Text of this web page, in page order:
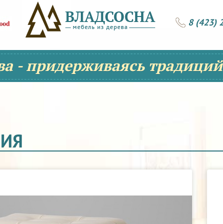
8 (423)
- придерживаясь